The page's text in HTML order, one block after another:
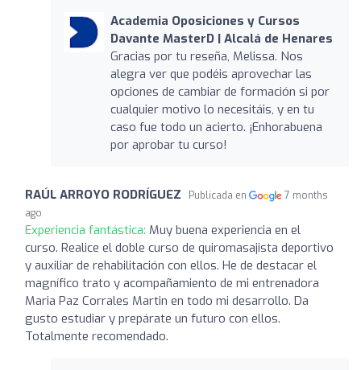
Academia Oposiciones y Cursos
Davante MasterD | Alcalá de Henares
Gracias por tu reseña, Melissa. Nos
alegra ver que podéis aprovechar las
opciones de cambiar de formación si por
cualquier motivo lo necesitáis, y en tu
caso fue todo un acierto. ¡Enhorabuena
por aprobar tu curso!
RAÚL ARROYO RODRÍGUEZ Publicada en
7 months
ago
Experiencia fantástica: Muy buena experiencia en el
curso. Realice el doble curso de quiromasajista deportivo
y auxiliar de rehabilitación con ellos. He de destacar el
magnífico trato y acompañamiento de mi entrenadora
Maria Paz Corrales Martin en todo mi desarrollo. Da
gusto estudiar y prepárate un futuro con ellos.
Totalmente recomendado.